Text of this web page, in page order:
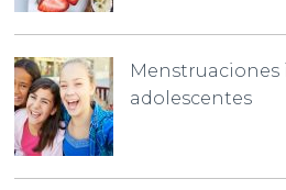
Menstruaciones
adolescentes